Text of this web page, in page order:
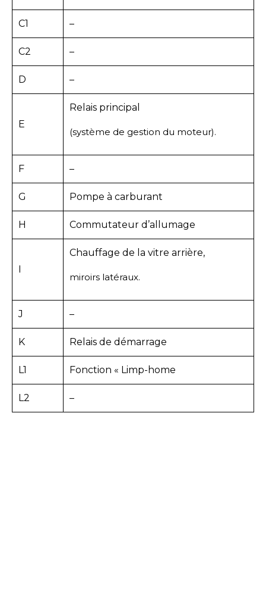
C1 –
C2 –
D –
E
Relais principal
(système de gestion du moteur).
F –
G Pompe à carburant
H Commutateur d’allumage
I
Chauffage de la vitre arrière,
miroirs latéraux.
J –
K Relais de démarrage
L1 Fonction « Limp-home
L2 –